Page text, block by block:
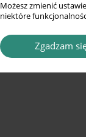
Możesz zmienić
niektóre
Zgadzam